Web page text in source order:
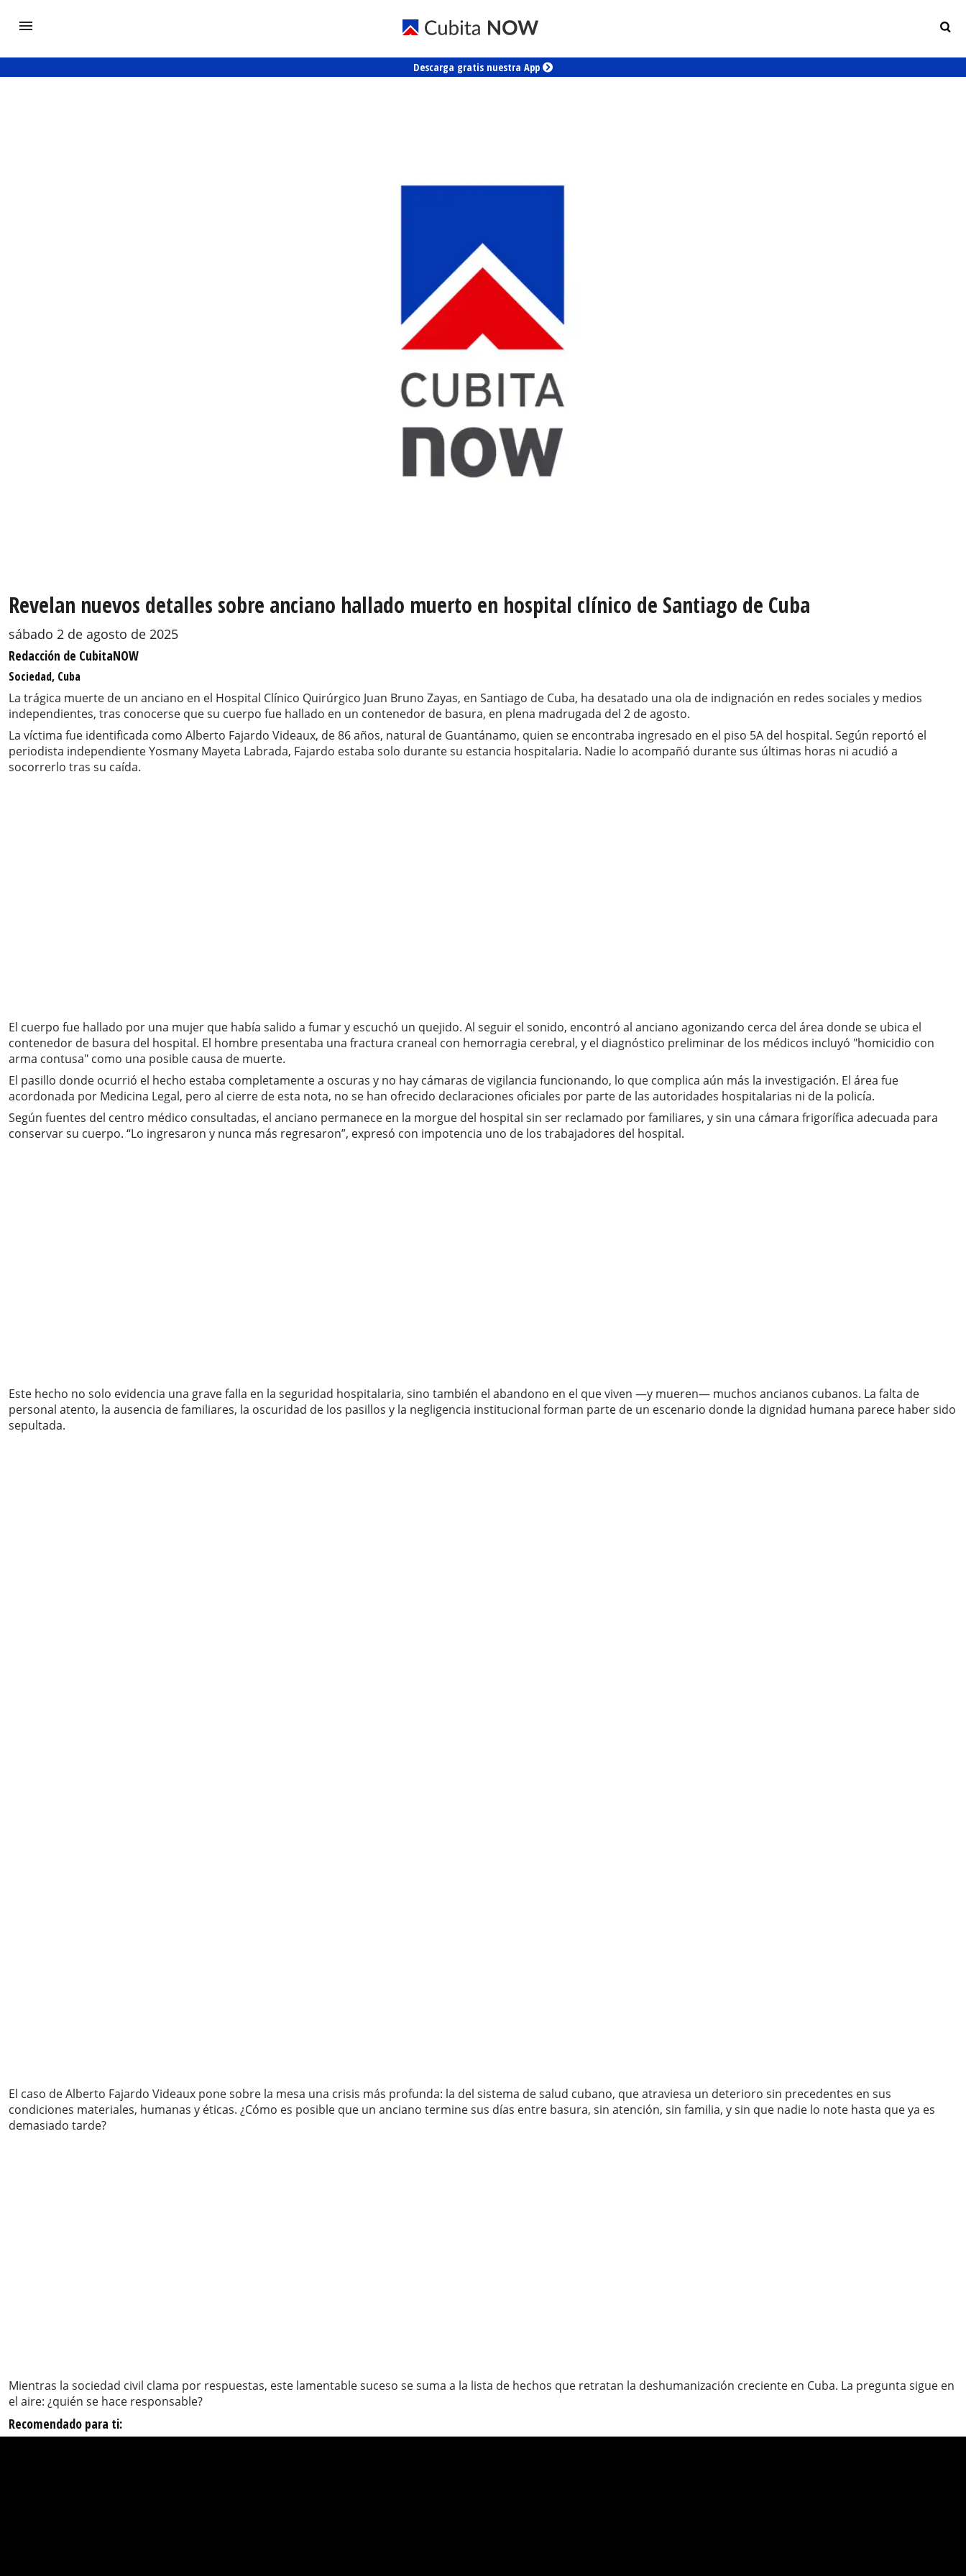
Descarga gratis nuestra App
Revelan nuevos detalles sobre anciano hallado muerto en hospital clínico de Santiago de Cuba
sábado 2 de agosto de 2025
Redacción de CubitaNOW
Sociedad, Cuba
La trágica muerte de un anciano en el Hospital Clínico Quirúrgico Juan Bruno Zayas, en Santiago de Cuba, ha desatado una ola de indignación en redes sociales y medios
independientes, tras conocerse que su cuerpo fue hallado en un contenedor de basura, en plena madrugada del 2 de agosto.
La víctima fue identificada como Alberto Fajardo Videaux, de 86 años, natural de Guantánamo, quien se encontraba ingresado en el piso 5A del hospital. Según reportó el
periodista independiente Yosmany Mayeta Labrada, Fajardo estaba solo durante su estancia hospitalaria. Nadie lo acompañó durante sus últimas horas ni acudió a
socorrerlo tras su caída.
El cuerpo fue hallado por una mujer que había salido a fumar y escuchó un quejido. Al seguir el sonido, encontró al anciano agonizando cerca del área donde se ubica el
contenedor de basura del hospital. El hombre presentaba una fractura craneal con hemorragia cerebral, y el diagnóstico preliminar de los médicos incluyó "homicidio con
arma contusa" como una posible causa de muerte.
El pasillo donde ocurrió el hecho estaba completamente a oscuras y no hay cámaras de vigilancia funcionando, lo que complica aún más la investigación. El área fue
acordonada por Medicina Legal, pero al cierre de esta nota, no se han ofrecido declaraciones oficiales por parte de las autoridades hospitalarias ni de la policía.
Según fuentes del centro médico consultadas, el anciano permanece en la morgue del hospital sin ser reclamado por familiares, y sin una cámara frigorífica adecuada para
conservar su cuerpo. “Lo ingresaron y nunca más regresaron”, expresó con impotencia uno de los trabajadores del hospital.
Este hecho no solo evidencia una grave falla en la seguridad hospitalaria, sino también el abandono en el que viven —y mueren— muchos ancianos cubanos. La falta de
personal atento, la ausencia de familiares, la oscuridad de los pasillos y la negligencia institucional forman parte de un escenario donde la dignidad humana parece haber sido
sepultada.
El caso de Alberto Fajardo Videaux pone sobre la mesa una crisis más profunda: la del sistema de salud cubano, que atraviesa un deterioro sin precedentes en sus
condiciones materiales, humanas y éticas. ¿Cómo es posible que un anciano termine sus días entre basura, sin atención, sin familia, y sin que nadie lo note hasta que ya es
demasiado tarde?
Mientras la sociedad civil clama por respuestas, este lamentable suceso se suma a la lista de hechos que retratan la deshumanización creciente en Cuba. La pregunta sigue en
el aire: ¿quién se hace responsable?
Recomendado para ti: